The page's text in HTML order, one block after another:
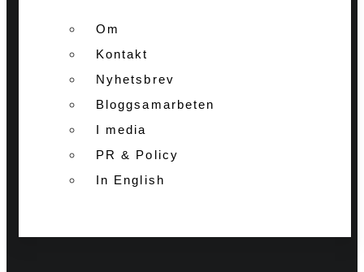
Om
Kontakt
Nyhetsbrev
Bloggsamarbeten
I media
PR & Policy
In English